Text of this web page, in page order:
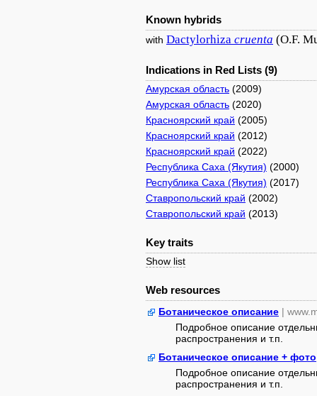
Known hybrids
with Dactylorhiza cruenta (O.F.
Indications in Red Lists (9)
Амурская область (2009)
Амурская область (2020)
Красноярский край (2005)
Красноярский край (2012)
Красноярский край (2022)
Республика Саха (Якутия) (2000)
Республика Саха (Якутия) (2017)
Ставропольский край (2002)
Ставропольский край (2013)
Key traits
Show list
Web resources
Ботаническое описание |
Подробное описание
распространения и т.п.
Ботаническое описание + фото
Подробное описание
распространения и т.п.